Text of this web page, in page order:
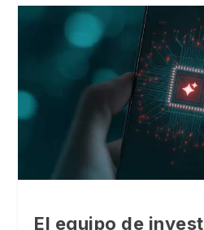
El equipo de